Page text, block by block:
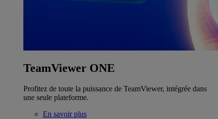
TeamViewer ONE
Profitez de toute la puissance de TeamViewer, intégrée dans
une seule plateforme.
En savoir plus